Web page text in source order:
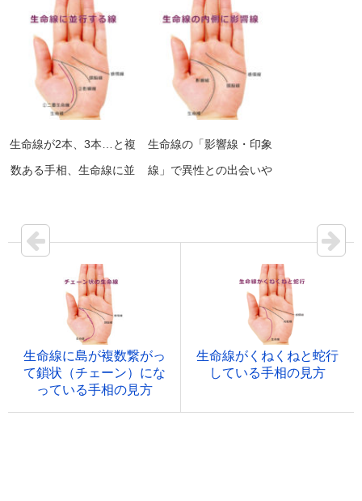
線）
生命線が2本、3本…と複
数ある手相、生命線に並
手相の見方（二重生命
線・副生命線・火星線・
影響線・印象線）
生命線の「影響線・印象
線」で異性との出会いや
生命線に島が複数繋がっ
て鎖状（チェーン）にな
っている手相の見方
生命線がくねくねと蛇行
している手相の見方